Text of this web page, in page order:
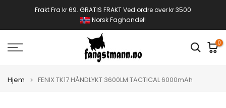
Frakt Fra kr 69. GRATIS FRAKT Ved ordre over kr 3500
Norsk Faghandel!
0
Hjem FENIX TK17 HÅNDLYKT 3600LM TACTICAL 6000mAh